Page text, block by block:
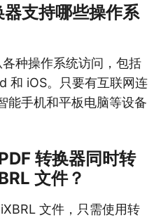
支持哪些操作系
种操作系统访问，包括
和 iOS。只要有互联网连
能手机和平板电脑等设备
转换器同时转
文件？
文件，只需使用转